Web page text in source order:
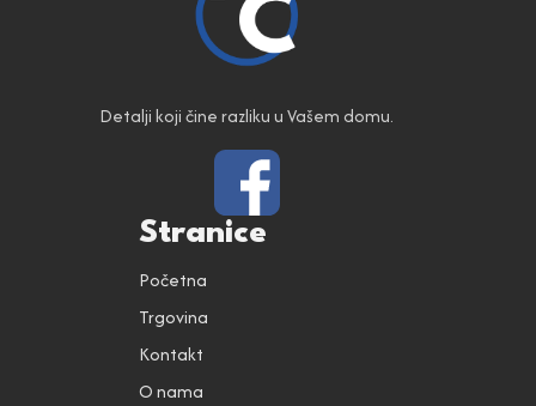
Detalji koji čine razliku u Vašem domu.
Stranice
Početna
Trgovina
Kontakt
O nama